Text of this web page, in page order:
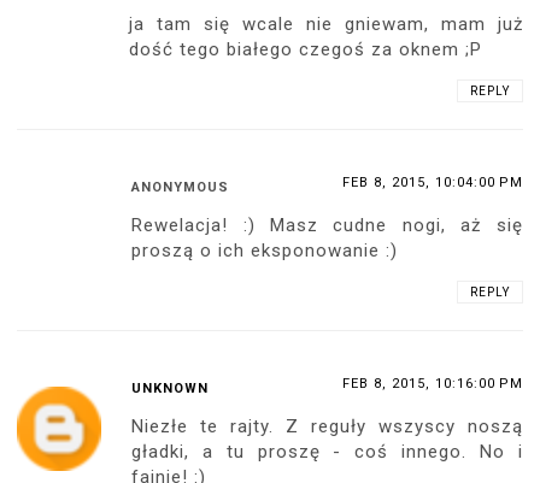
ja tam się wcale nie gniewam, mam już
dość tego białego czegoś za oknem ;P
REPLY
ANONYMOUS FEB 8, 2015, 10:04:00 PM
Rewelacja! :) Masz cudne nogi, aż się
proszą o ich eksponowanie :)
REPLY
UNKNOWN FEB 8, 2015, 10:16:00 PM
Niezłe te rajty. Z reguły wszyscy noszą
gładki, a tu proszę - coś innego. No i
fajnie! :)